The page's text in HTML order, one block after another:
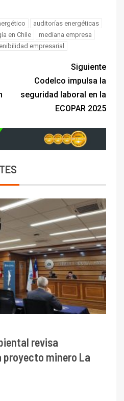
auditorías energéticas
en Chile
mediana empresa
empresarial
Siguiente
Codelco impulsa la
seguridad laboral en la
ECOPAR 2025
revisa
minero La